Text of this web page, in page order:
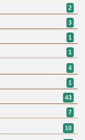
2
3
1
1
4
1
43
7
10